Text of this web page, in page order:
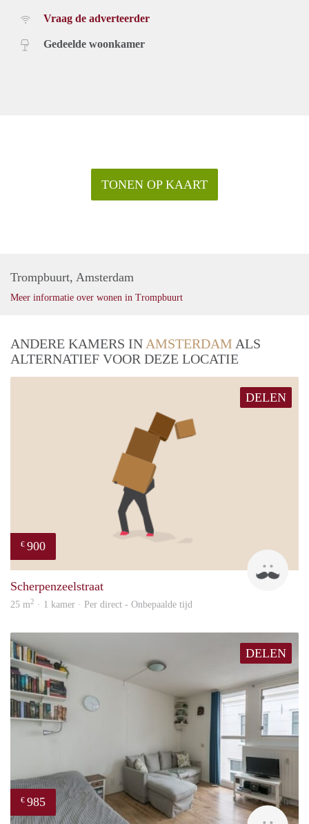
Vraag de adverteerder
Gedeelde woonkamer
TONEN OP KAART
Trompbuurt, Amsterdam
Meer informatie over wonen in Trompbuurt
ANDERE KAMERS IN AMSTERDAM ALS
ALTERNATIEF VOOR DEZE LOCATIE
DELEN
€ 900
Scherpenzeelstraat
25 m2 · 1 kamer · Per direct - Onbepaalde tijd
DELEN
€ 985